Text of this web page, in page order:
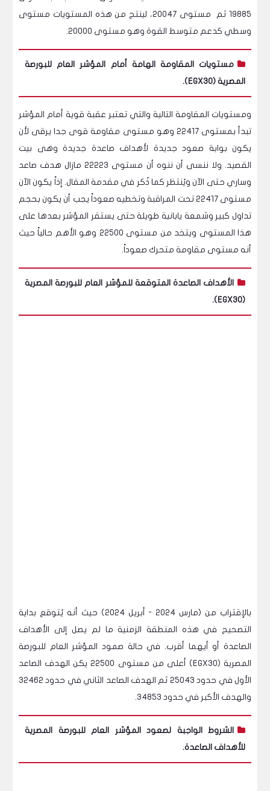
19885 ثم مستوى 20047، لينتج من هذه المستويات مستوى
وسطي كدعم متوسط القوة وهو مستوى 20000.
مستويات المقاومة الهامة أمام المؤشر العام للبورصة
المصرية (EGX30).
ومستويات المقاومة التالية والتي تعتبر عقبة قوية أمام المؤشر
تبدأ بمستوى 22417 وهو مستوى مقاومة قوى جدا يرقى لأن
يكون بوابة صعود جديدة لأهداف صاعدة جديدة وهى بيت
القصيد. ولا ننسى أن ننوه أن مستوى 22223 مازال هدف صاعد
وساري حتى الآن ويُنتظر كما ذُكر في مقدمة المقال. إذاً يكون الآن
مستوى 22417 تحت المراقبة وتخطيه صعوداً يجب أن يكون بحجم
تداول كبير وشمعة يابانية طويلة حتى يستقر المؤشر بعدها على
هذا المستوى ويتخد من مستوى 22500 وهو الأهم حالياً حيث
أنه مستوى مقاومة متحرك صعوداً.
الأهداف الصاعدة المتوقعة للمؤشر العام للبورصة المصرية
(EGX30).
بالإقتراب من (مارس 2024 - أبريل 2024) حيث أنه يُتوقع بداية
التصحيح في هذه المنطقة الزمنية ما لم يصل إلى الأهداف
الصاعدة أو أيهما أقرب. في حالة صمود المؤشر العام للبورصة
المصرية (EGX30) أعلى من مستوى 22500 يكن الهدف الصاعد
الأول في حدود 25043 ثم الهدف الصاعد الثاني في حدود 32462
والهدف الأكبر في حدود 34853.
الشروط الواجبة لصعود المؤشر العام للبورصة المصرية
للأهداف الصاعدة.